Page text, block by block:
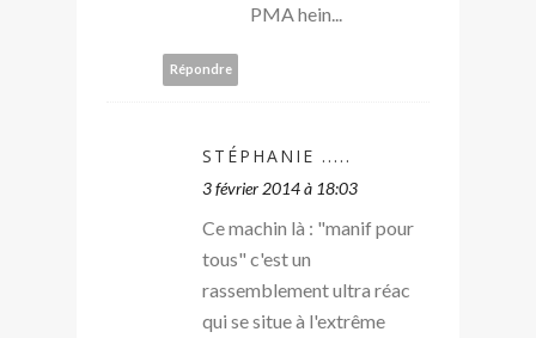
PMA hein...
Répondre
STÉPHANIE .....
3 février 2014 à 18:03
Ce machin là : "manif pour
tous" c'est un
rassemblement ultra réac
qui se situe à l'extrême